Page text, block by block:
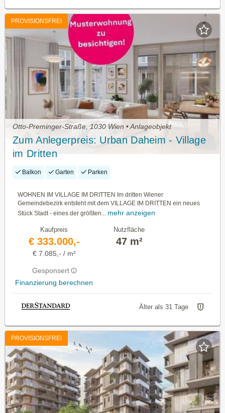
PROVISIONSFREI
Otto-Preminger-Straße, 1030 Wien • Anlageobjekt
Zum Anlegerpreis: Urban Daheim - Village
im Dritten
Balkon Garten Parken
WOHNEN IM VILLAGE IM DRITTEN Im dritten Wiener
Gemeindebezirk entsteht mit dem VILLAGE IM DRITTEN ein neues
Stück Stadt - eines der größten... mehr anzeigen
Kaufpreis
€ 333.000,-
€ 7.085,- / m²
Gesponsert
Finanzierung berechnen
Nutzfläche
47 m²
Älter als 31 Tage
PROVISIONSFREI